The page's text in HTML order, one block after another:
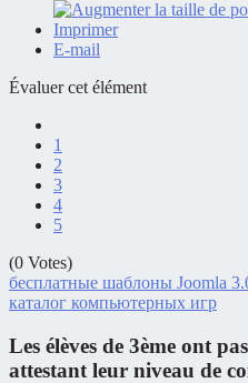
Imprimer
E-mail
Évaluer cet élément
1
2
3
4
5
(0 Votes)
бесплатные шаблоны Joomla
каталог компьютерных игр
Les élèves de 3ème ont
attestant leur niveau de